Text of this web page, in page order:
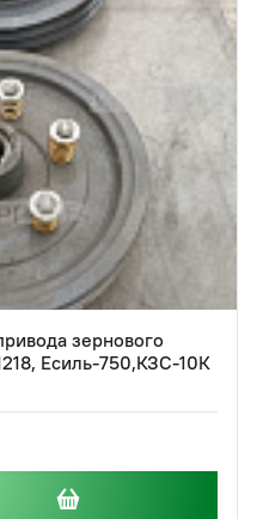
зернового
Есиль-750,КЗС-10К